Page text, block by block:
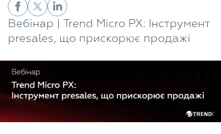
Вебінар | Trend Micro PX: Інструмент
presales, що прискорює продажі